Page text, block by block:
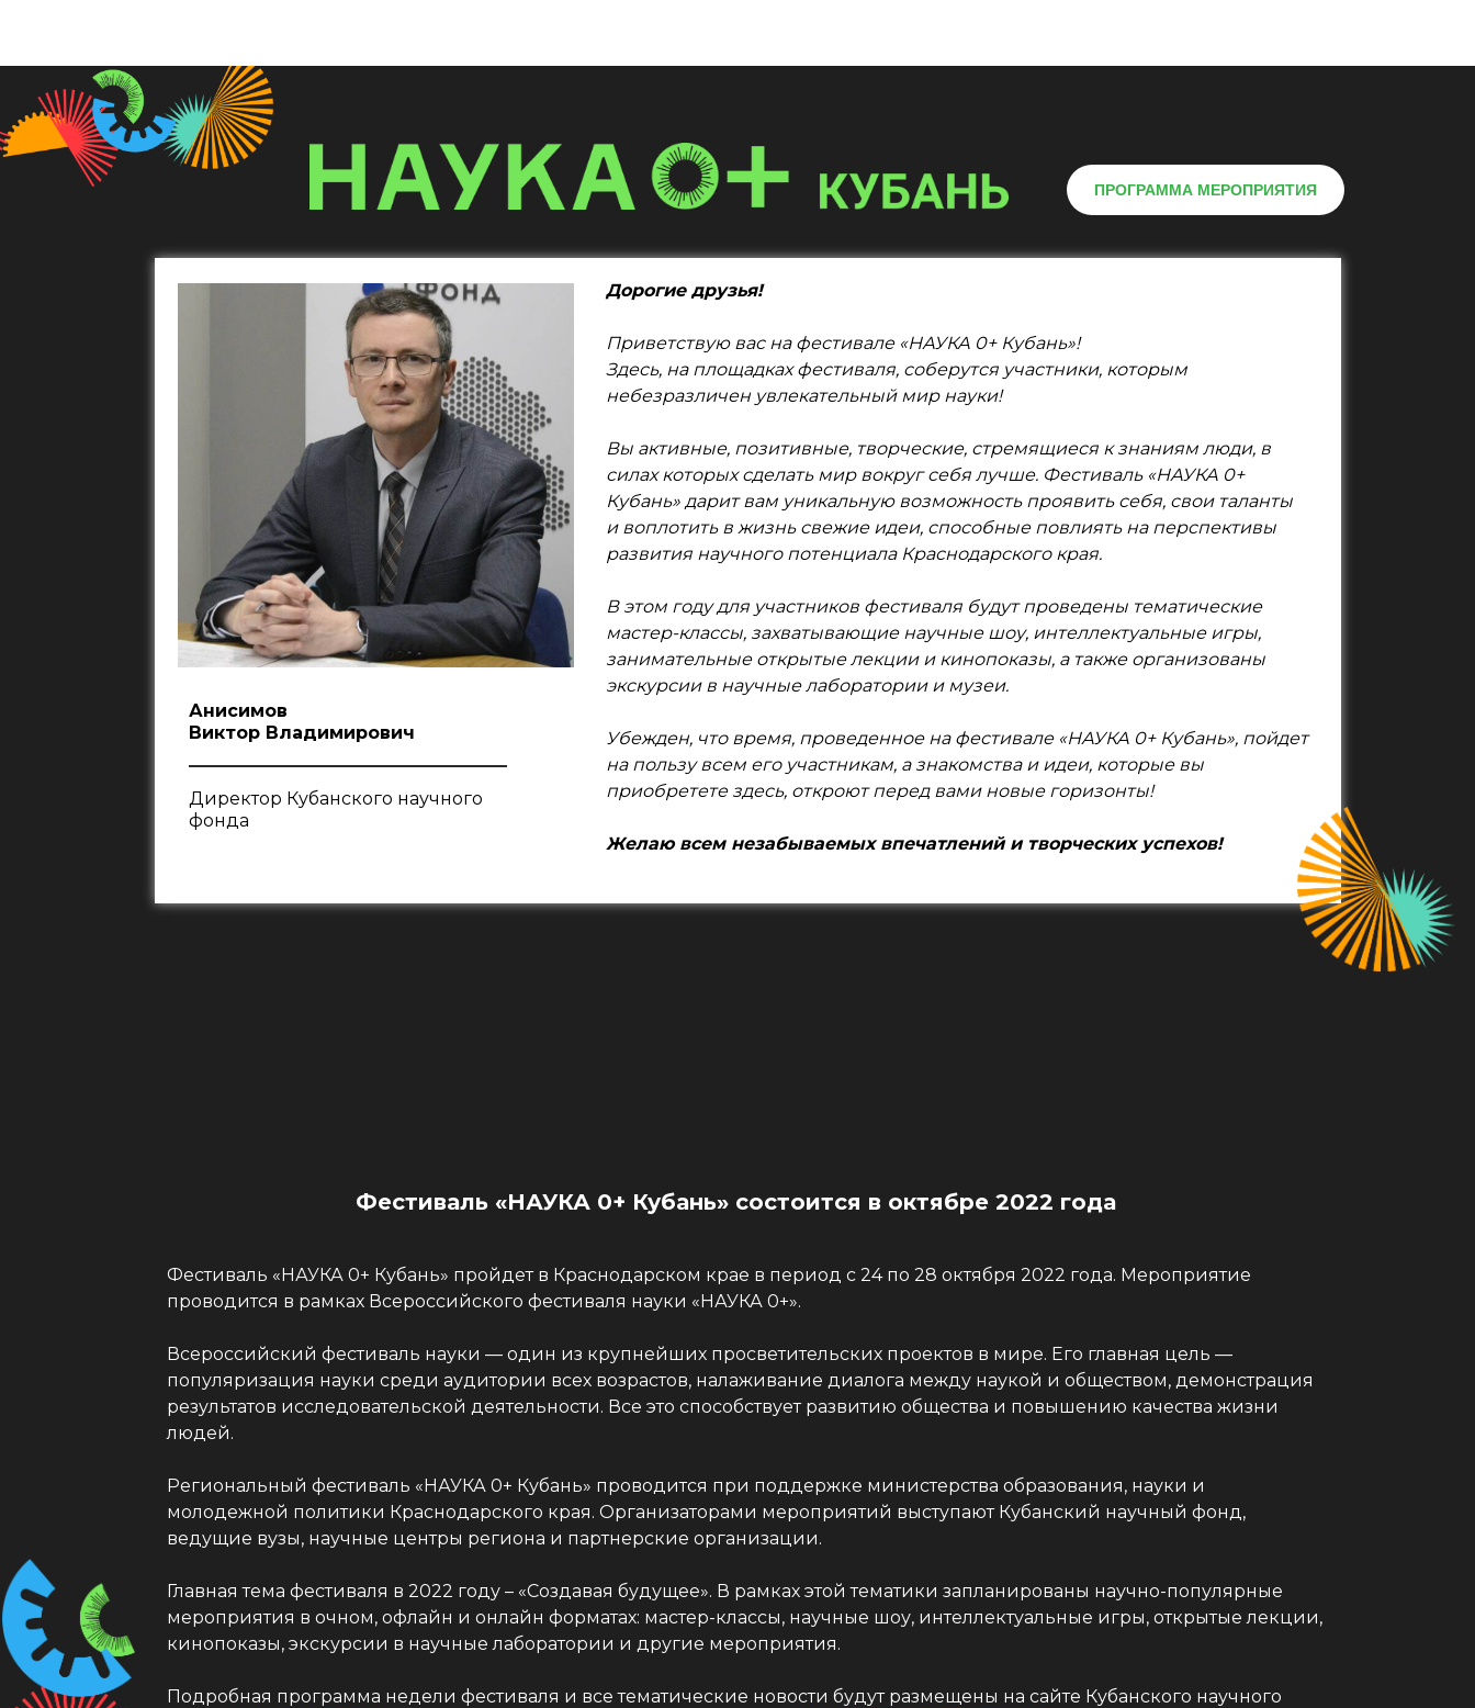
Фестиваль «НАУКА 0+ Кубань» состоится в октябре 2022 года
Фестиваль «НАУКА 0+ Кубань» пройдет в Краснодарском крае в период с 24 по 28 октября 2022 года. Мероприятие
проводится в рамках Всероссийского фестиваля науки «НАУКА 0+».
Всероссийский фестиваль науки — один из крупнейших просветительских проектов в мире. Его главная цель —
популяризация науки среди аудитории всех возрастов, налаживание диалога между наукой и обществом, демонстрация
результатов исследовательской деятельности. Все это способствует развитию общества и повышению качества жизни
людей.
Региональный фестиваль «НАУКА 0+ Кубань» проводится при поддержке министерства образования, науки и
молодежной политики Краснодарского края. Организаторами мероприятий выступают Кубанский научный фонд,
ведущие вузы, научные центры региона и партнерские организации.
Главная тема фестиваля в 2022 году – «Создавая будущее». В рамках этой тематики запланированы научно-популярные
мероприятия в очном, офлайн и онлайн форматах: мастер-классы, научные шоу, интеллектуальные игры, открытые лекции,
кинопоказы, экскурсии в научные лаборатории и другие мероприятия.
Подробная программа недели фестиваля и все тематические новости будут размещены на сайте Кубанского научного
Дорогие друзья!
Приветствую вас на фестивале «НАУКА 0+ Кубань»!
Здесь, на площадках фестиваля, соберутся участники, которым
небезразличен увлекательный мир науки!
Вы активные, позитивные, творческие, стремящиеся к знаниям люди, в
силах которых сделать мир вокруг себя лучше. Фестиваль «НАУКА 0+
Кубань» дарит вам уникальную возможность проявить себя, свои таланты
и воплотить в жизнь свежие идеи, способные повлиять на перспективы
развития научного потенциала Краснодарского края.
В этом году для участников фестиваля будут проведены тематические
мастер-классы, захватывающие научные шоу, интеллектуальные игры,
занимательные открытые лекции и кинопоказы, а также организованы
экскурсии в научные лаборатории и музеи.
Убежден, что время, проведенное на фестивале «НАУКА 0+ Кубань», пойдет
на пользу всем его участникам, а знакомства и идеи, которые вы
приобретете здесь, откроют перед вами новые горизонты!
Желаю всем незабываемых впечатлений и творческих успехов!
Анисимов
Виктор Владимирович
Директор Кубанского научного
фонда
ПРОГРАММА МЕРОПРИЯТИЯ